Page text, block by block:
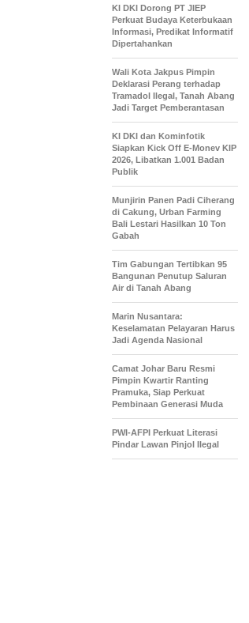
KI DKI Dorong PT JIEP
Perkuat Budaya Keterbukaan
Informasi, Predikat Informatif
Dipertahankan
Wali Kota Jakpus Pimpin
Deklarasi Perang terhadap
Tramadol Ilegal, Tanah Abang
Jadi Target Pemberantasan
KI DKI dan Kominfotik
Siapkan Kick Off E-Monev KIP
2026, Libatkan 1.001 Badan
Publik
Munjirin Panen Padi Ciherang
di Cakung, Urban Farming
Bali Lestari Hasilkan 10 Ton
Gabah
Tim Gabungan Tertibkan 95
Bangunan Penutup Saluran
Air di Tanah Abang
Marin Nusantara:
Keselamatan Pelayaran Harus
Jadi Agenda Nasional
Camat Johar Baru Resmi
Pimpin Kwartir Ranting
Pramuka, Siap Perkuat
Pembinaan Generasi Muda
PWI-AFPI Perkuat Literasi
Pindar Lawan Pinjol Ilegal